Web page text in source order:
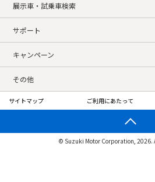
展示車・試乗車検索
サポート
キャンペーン
その他
サイトマップ ご利用にあたって
© Suzuki Motor Corporation, 2026.